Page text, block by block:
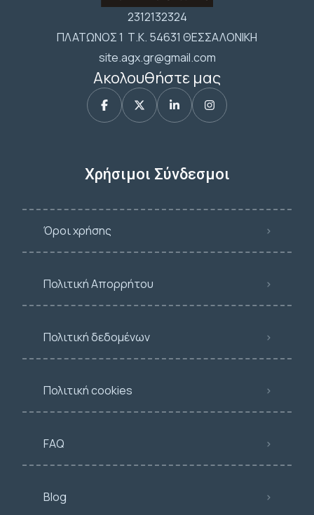
2312132324
ΠΛΑΤΩΝΟΣ 1 Τ.Κ. 54631 ΘΕΣΣΑΛΟΝΙΚΗ
site.agx.gr@gmail.com
Ακολουθήστε μας
Χρήσιμοι Σύνδεσμοι
Όροι χρήσης
Πολιτική Απορρήτου
Πολιτική δεδομένων
Πολιτική cookies
FAQ
Blog